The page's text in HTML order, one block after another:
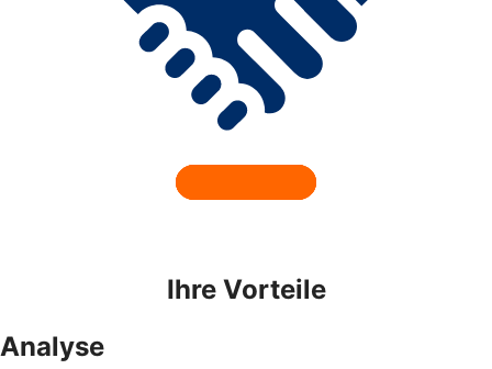
Ihre Vorteile
Analyse